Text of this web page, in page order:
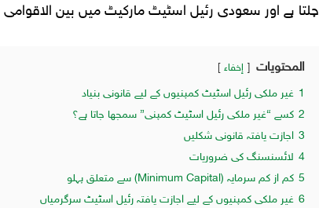
چلتا ہے اور سعودی رئیل اسٹیٹ مارکیٹ میں بین الاقوامی
المحتويات إخفاء
1 غیر ملکی رئیل اسٹیٹ کمپنیوں کے لیے قانونی بنیاد
2 کسے “غیر ملکی رئیل اسٹیٹ کمپنی” سمجھا جاتا ہے؟
3 اجازت یافتہ قانونی شکلیں
4 لائسنسنگ کی ضروریات
5 کم از کم سرمایہ (Minimum Capital) سے متعلق پہلو
6 غیر ملکی کمپنیوں کے لیے اجازت یافتہ رئیل اسٹیٹ سرگرمیاں